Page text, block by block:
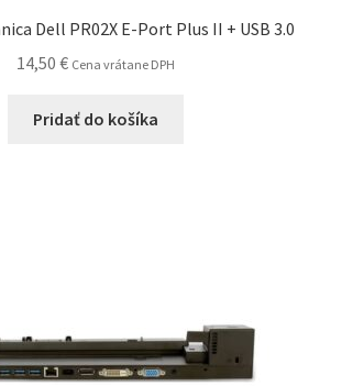
Dell PR02X E-Port Plus II + USB 3.0
14,50 € Cena vrátane DPH
Pridať do košíka